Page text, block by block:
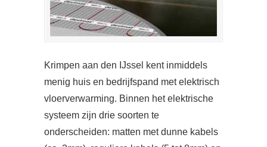
Krimpen aan den IJssel kent inmiddels
menig huis en bedrijfspand met elektrisch
vloerverwarming. Binnen het elektrische
systeem zijn drie soorten te
onderscheiden: matten met dunne kabels